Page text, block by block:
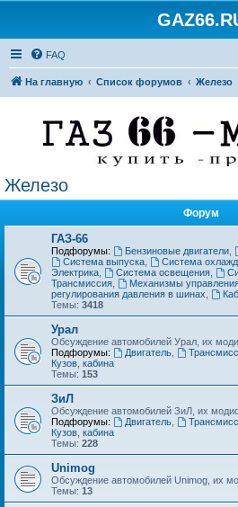
FAQ
На главную Список форумов Железо
Железо
Форум
ГАЗ-66
Подфорумы: Бензиновые двигатели,
Система выпуска, Система
Электрика
Система освещения,
Трансмиссия
Механизмы
регулирования давления в шинах
Темы: 3418
Урал
Обсуждение автомобилей Урал, их
Подфорумы:
Двигатель,
Кузов, кабина
Темы: 153
ЗиЛ
Обсуждение автомобилей ЗиЛ, их
Подфорумы:
Двигатель,
Кузов, кабина
Темы: 228
Unimog
Обсуждение автомобилей Unimog, их
Темы: 13